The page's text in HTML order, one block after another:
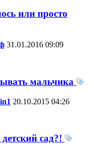
или просто
31.01.2016 09:09
мальчика
20.10.2015 04:26
сад?!